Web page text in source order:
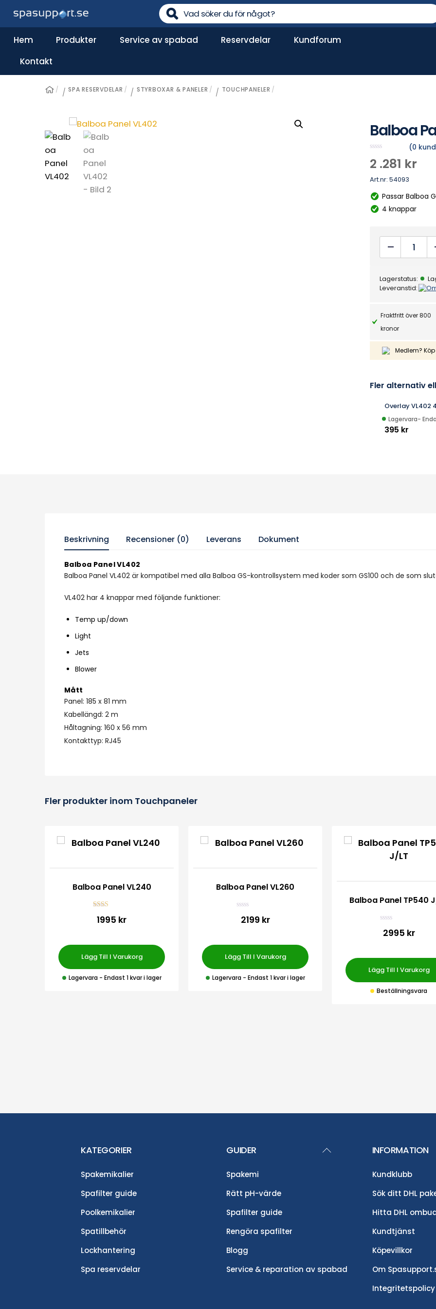
Hem Produkter Service av spabad Reservdelar
Kundforum
Kontakt
/SPA RESERVDELAR / STYRBOXAR & PANELER / TOUCHPANELER
Balboa
e
t
y
g
a
t
(0
2 .281 kr
Art.nr: 54093
Passar Balboa
4 knappar
Panel
quantity
Lagerstatus:
Leveranstid:
Fraktfritt över 800
kronor
Medlem?
Fler alternativ
Overlay VL402
Lagervara-
395 kr
Beskrivning Recensioner (0) Leverans Dokument
Balboa Panel VL402
Balboa Panel VL402 är kompatibel med alla Balboa GS-kontrollsystem med koder som GS100 och de som
VL402 har 4 knappar med följande funktioner:
Temp up/down
Light
Jets
Blower
Mått
Panel: 185 x 81 mm
Kabellängd: 2 m
Håltagning: 160 x 56 mm
Kontakttyp: RJ45
Fler produkter inom Touchpaneler
Balboa Panel VL240
Bety
gsatt
1995 kr
Lägg Till I Varukorg
Lagervara - Endast 1 kvar i lager
Balboa Panel VL260
a
t
t
0
2199 kr
Lägg Till I Varukorg
Lagervara - Endast 1 kvar i lager
Balboa Panel TP540
a
t
t
0
2995 kr
Lägg Till I Varukorg
Beställningsvara
Back
KATEGORIER
Spakemikalier
Spafilter guide
Poolkemikalier
Spatillbehör
Lockhantering
Spa reservdelar
GUIDER
Spakemi
Rätt pH-värde
Spafilter guide
Rengöra spafilter
Blogg
Service & reparation av spabad
INFORMATION
Kundklubb
Sök ditt DHL
Hitta DHL
Kundtjänst
Köpevillkor
Om
Integritetspolicy